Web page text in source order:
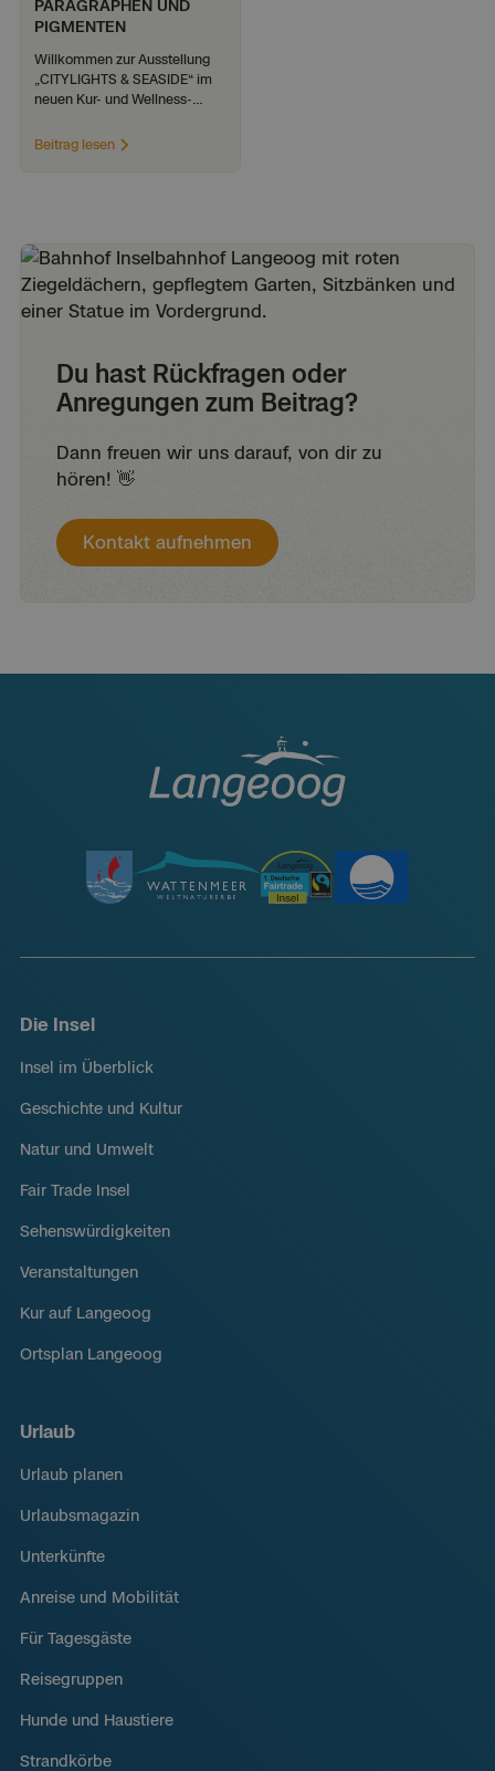
PARAGRAPHEN UND
PIGMENTEN
Willkommen zur Ausstellung
„CITYLIGHTS & SEASIDE“ im
neuen Kur- und Wellness-
Beitrag lesen
Du hast Rückfragen oder
Anregungen zum Beitrag?
Dann freuen wir uns darauf, von dir zu
hören! 👋
Kontakt aufnehmen
Die Insel
Insel im Überblick
Geschichte und Kultur
Natur und Umwelt
Fair Trade Insel
Sehenswürdigkeiten
Veranstaltungen
Kur auf Langeoog
Ortsplan Langeoog
Urlaub
Urlaub planen
Urlaubsmagazin
Unterkünfte
Anreise und Mobilität
Für Tagesgäste
Reisegruppen
Hunde und Haustiere
Strandkörbe